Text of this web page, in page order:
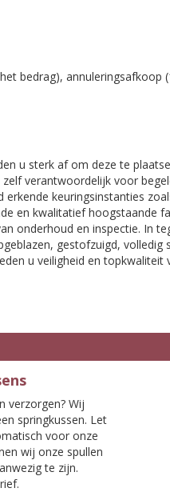
bedrag), annuleringsafkoop
u sterk af om deze te
verantwoordelijk voor
keuringsinstanties
en kwalitatief hoogstaande
onderhoud en inspectie. In
gestofzuigd, volledig
u veiligheid en topkwaliteit
verzorgen? Wij
springkussen. Let
voor onze
wij onze spullen
te zijn.